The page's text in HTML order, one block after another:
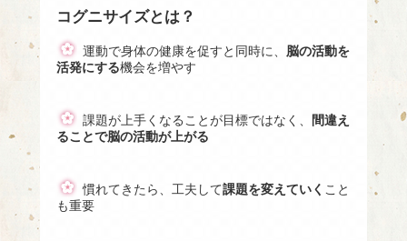
コグニサイズとは？
運動で身体の健康を促すと同時に、 脳の活動を
活発にする機会を増やす
課題が上手くなることが目標ではなく、
間違え
ることで脳の活動が上がる
慣れてきたら、工夫して課題を変えていく こと
も重要